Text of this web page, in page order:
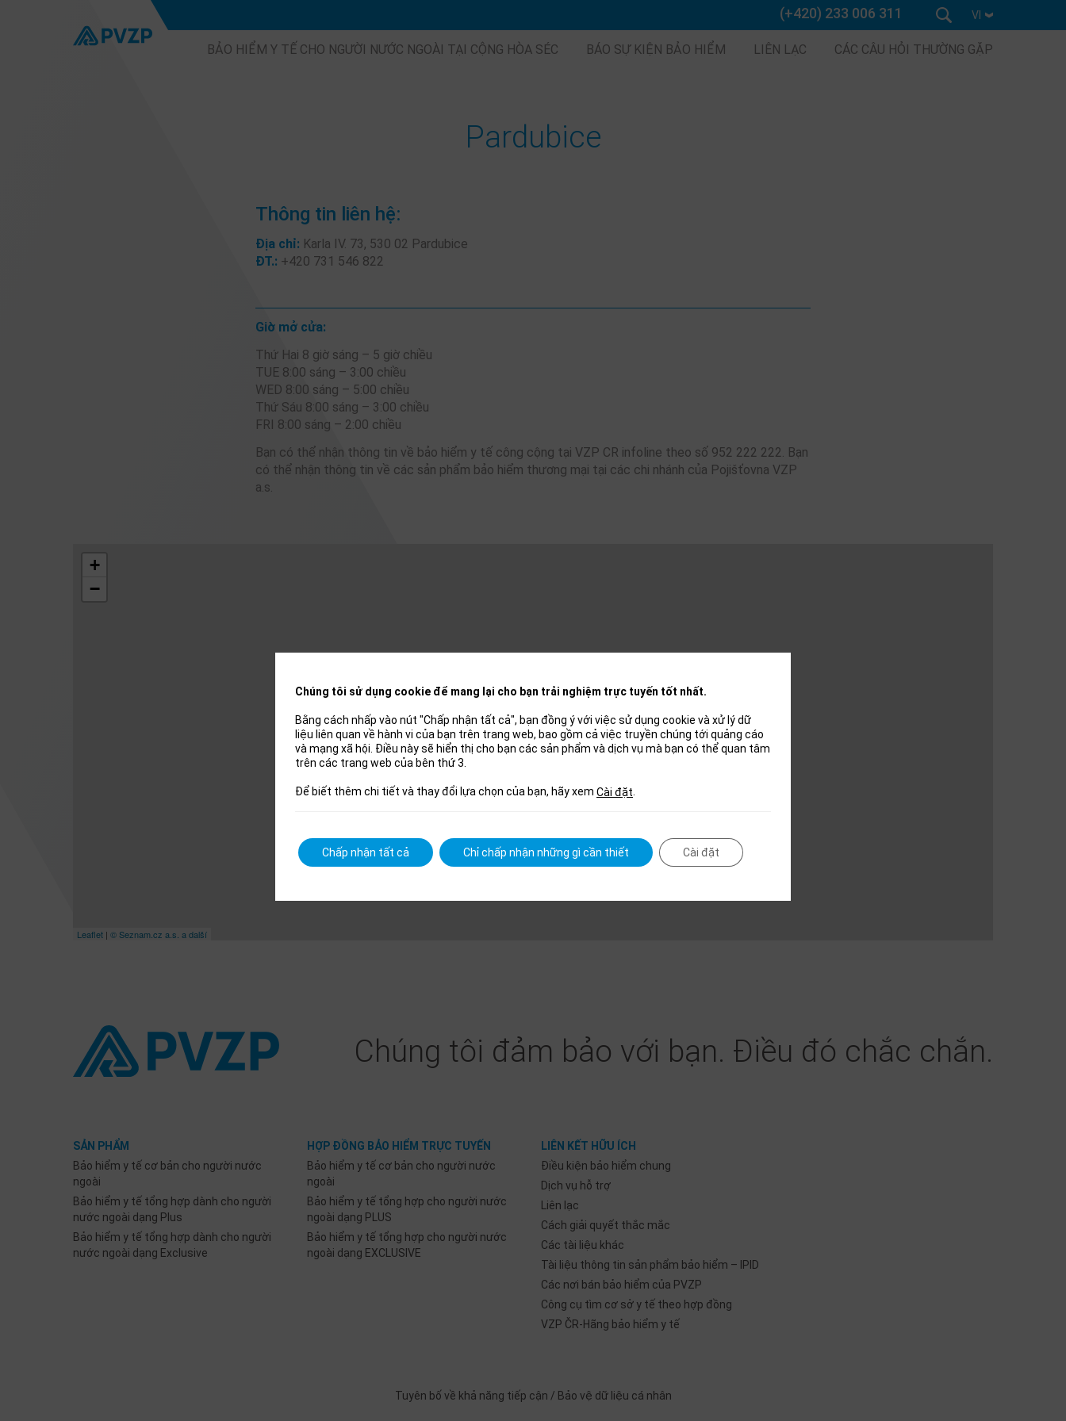
(+420) 233 006 311 VI
BẢO HIỂM Y TẾ CHO NGƯỜI NƯỚC NGOÀI TẠI CỘNG HÒA SÉC BÁO SỰ KIỆN BẢO HIỂM LIÊN LẠC CÁC CÂU HỎI THƯỜNG GẶP
Pardubice
Thông tin liên hệ:
Địa chỉ: Karla IV. 73, 530 02 Pardubice
ĐT.: +420 731 546 822
Giờ mở cửa:
Thứ Hai 8 giờ sáng – 5 giờ chiều
TUE 8:00 sáng – 3:00 chiều
WED 8:00 sáng – 5:00 chiều
Thứ Sáu 8:00 sáng – 3:00 chiều
FRI 8:00 sáng – 2:00 chiều
Bạn có thể nhận thông tin về bảo hiểm y tế công cộng tại VZP CR infoline theo số 952 222 222. Bạn
có thể nhận thông tin về các sản phẩm bảo hiểm thương mại tại các chi nhánh của Pojišťovna VZP
a.s.
+
−
Leaflet | © Seznam.cz a.s. a další
Chúng tôi đảm bảo với bạn. Điều đó chắc chắn.
SẢN PHẨM
Bảo hiểm y tế cơ bản cho người nước
ngoài
Bảo hiểm y tế tổng hợp dành cho người
nước ngoài dạng Plus
Bảo hiểm y tế tổng hợp dành cho người
nước ngoài dạng Exclusive
HỢP ĐỒNG BẢO HIỂM TRỰC TUYẾN
Bảo hiểm y tế cơ bản cho người nước
ngoài
Bảo hiểm y tế tổng hợp cho người nước
ngoài dạng PLUS
Bảo hiểm y tế tổng hợp cho người nước
ngoài dạng EXCLUSIVE
LIÊN KẾT HỮU ÍCH
Điều kiện bảo hiểm chung
Dịch vụ hỗ trợ
Liên lạc
Cách giải quyết thắc mắc
Các tài liệu khác
Tài liệu thông tin sản phẩm bảo hiểm – IPID
Các nơi bán bảo hiểm của PVZP
Công cụ tìm cơ sở y tế theo hợp đồng
VZP ČR-Hãng bảo hiểm y tế
Tuyên bố về khả năng tiếp cận / Bảo vệ dữ liệu cá nhân
Chúng tôi sử dụng cookie để mang lại cho bạn trải nghiệm trực tuyến tốt nhất.
Bằng cách nhấp vào nút "Chấp nhận tất cả", bạn đồng ý với việc sử dụng cookie và xử lý dữ
liệu liên quan về hành vi của bạn trên trang web, bao gồm cả việc truyền chúng tới quảng cáo
và mạng xã hội. Điều này sẽ hiển thị cho bạn các sản phẩm và dịch vụ mà bạn có thể quan tâm
trên các trang web của bên thứ 3.
Để biết thêm chi tiết và thay đổi lựa chọn của bạn, hãy xem Cài đặt
Chấp nhận tất cả Chỉ chấp nhận những gì cần thiết Cài đặt